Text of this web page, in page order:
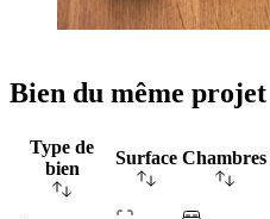
Bien du même projet
Type de
bien
Surface Chambres